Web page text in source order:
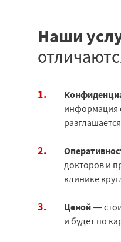
Наши
информация
докторов и
клинике
Ценой—
и будет по